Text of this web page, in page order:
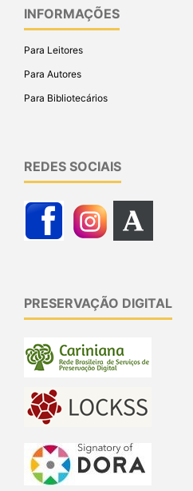
INFORMAÇÕES
Para Leitores
Para Autores
Para Bibliotecários
REDES SOCIAIS
PRESERVAÇÃO DIGITAL